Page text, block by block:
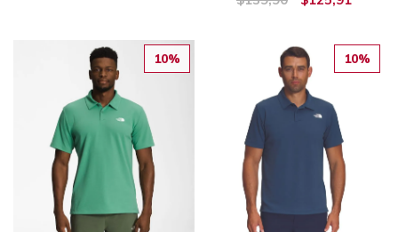
10% 10%